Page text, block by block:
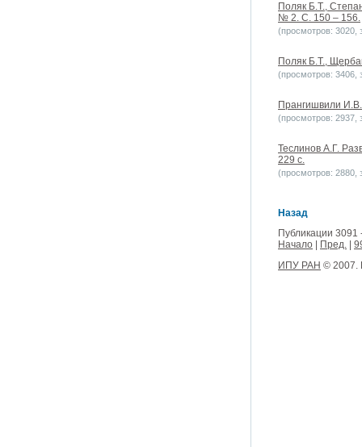
Поляк Б.Т.,
№ 2. С. 150 – 156.
(просмотров: 3020,
Поляк Б.Т.,
(просмотров: 3406,
Прангишвили
(просмотров: 2937,
Теслинов А.Г.
229 с.
(просмотров: 2880,
Назад
Публикации 3091
Начало
Пред.
ИПУ РАН © 2007.